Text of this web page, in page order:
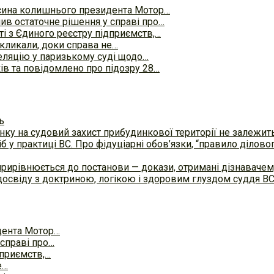
колишнього президента Мотор…
остаточне рішення у справі про…
з Єдиного реєстру підприємств,…
доки справа не…
у паризькому суді щодо…
та повідомлено про підозру 28…
на судовий захист прибудинкової території не
у практиці ВC. Про фідуціарні обов’язки, “правило
до постанови — докази, отримані
з доктриною, логікою і здоровим глуздом суддя
Мотор…
про…